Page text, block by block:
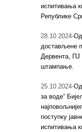
испитивања
Републике
28.10.2024-
достављене
Дервента, ПЈ
штампање.
25.10.2024-
за воде“
поступку
испитивања